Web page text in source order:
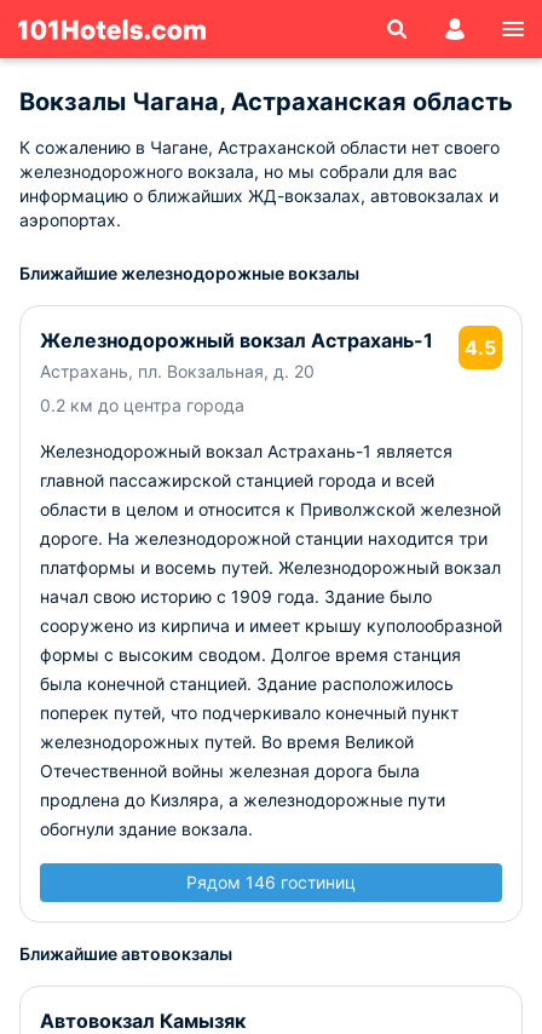
Вокзалы Чагана, Астраханская область
К сожалению в Чагане, Астраханской области нет своего
железнодорожного вокзала, но мы собрали для вас
информацию о ближайших ЖД-вокзалах, автовокзалах и
аэропортах.
Ближайшие железнодорожные вокзалы
Железнодорожный вокзал Астрахань-1
Астрахань, пл. Вокзальная, д. 20
0.2 км до центра города
4.5
Железнодорожный вокзал Астрахань-1 является
главной пассажирской станцией города и всей
области в целом и относится к Приволжской железной
дороге. На железнодорожной станции находится три
платформы и восемь путей. Железнодорожный вокзал
начал свою историю с 1909 года. Здание было
сооружено из кирпича и имеет крышу куполообразной
формы с высоким сводом. Долгое время станция
была конечной станцией. Здание расположилось
поперек путей, что подчеркивало конечный пункт
железнодорожных путей. Во время Великой
Отечественной войны железная дорога была
продлена до Кизляра, а железнодорожные пути
обогнули здание вокзала.
Рядом 146 гостиниц
Ближайшие автовокзалы
Автовокзал Камызяк